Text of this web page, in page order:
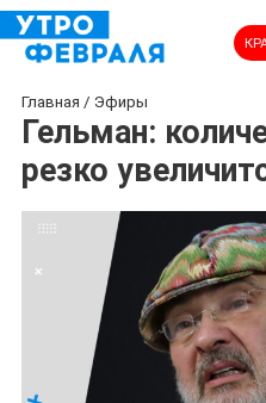
Главная / Эфиры
Гельман:
резко